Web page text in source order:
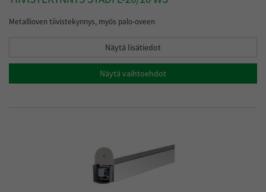
Metallioven tiivistekynnys, myös palo-oveen
Näytä lisätiedot
Näytä vaihtoehdot